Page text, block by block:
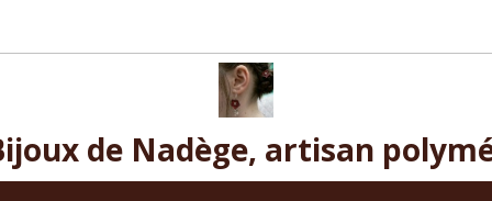
de Nadège, artisan